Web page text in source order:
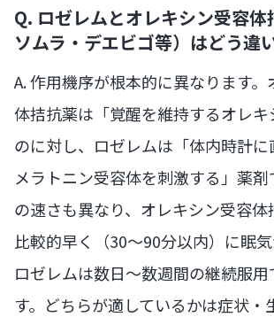
Q. ロゼレムとオレキシン受容
ソムラ・デエビゴ等）はどう違
A. 作用機序が根本的に異なります
体拮抗薬は「覚醒を維持するオレキ
のに対し、ロゼレムは「体内時計
メラトニン受容体を刺激する」薬
の速さも異なり、オレキシン受容
比較的早く（30〜90分以内）に眠気
ロゼレムは数日〜数週間の継続服用
す。どちらが適しているかは症状・